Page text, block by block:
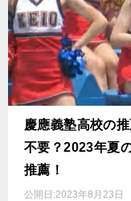
慶應義塾高校の
不要？2023年夏
推薦！
公開日:2023年8月23日